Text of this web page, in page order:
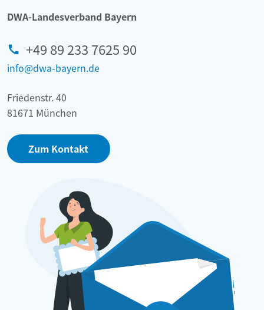
DWA-Landesverband Bayern
+49 89 233 7625 90
info@dwa-bayern.de
Friedenstr. 40
81671 München
Zum Kontakt